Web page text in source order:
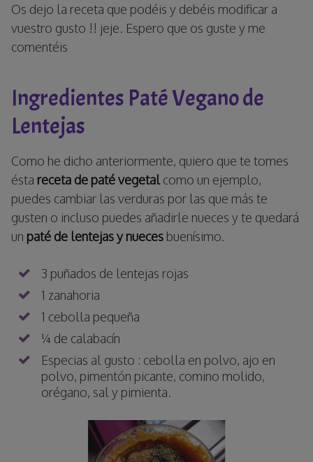
Os dejo la receta que podéis y debéis modificar a
vuestro gusto !! jeje. Espero que os guste y me
comentéis
Ingredientes Paté Vegano de
Lentejas
Como he dicho anteriormente, quiero que te tomes
ésta receta de paté vegetalcomo un ejemplo,
puedes cambiar las verduras por las que más te
gusten o incluso puedes añadirle nueces y te quedará
un paté de lentejas y nueces buenísimo.
3 puñados de lentejas rojas
1 zanahoria
1 cebolla pequeña
¼ de calabacín
Especias al gusto : cebolla en polvo, ajo en
polvo, pimentón picante, comino molido,
orégano, sal y pimienta.